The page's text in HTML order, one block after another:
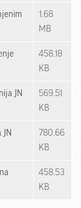
1.68
MB
458.18
KB
JN
569.51
KB
780.66
KB
458.53
KB